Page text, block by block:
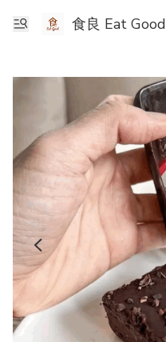
食良 Eat Good